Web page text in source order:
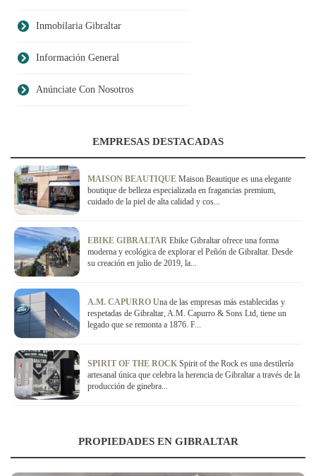
Inmobilaria Gibraltar
Información General
Anúnciate Con Nosotros
EMPRESAS DESTACADAS
MAISON BEAUTIQUE Maison Beautique es una elegante
boutique de belleza especializada en fragancias premium,
cuidado de la piel de alta calidad y cos...
EBIKE GIBRALTAR Ebike Gibraltar ofrece una forma
moderna y ecológica de explorar el Peñón de Gibraltar. Desde
su creación en julio de 2019, la...
A.M. CAPURRO Una de las empresas más establecidas y
respetadas de Gibraltar, A.M. Capurro & Sons Ltd, tiene un
legado que se remonta a 1876. F...
SPIRIT OF THE ROCK Spirit of the Rock es una destilería
artesanal única que celebra la herencia de Gibraltar a través de la
producción de ginebra...
PROPIEDADES EN GIBRALTAR